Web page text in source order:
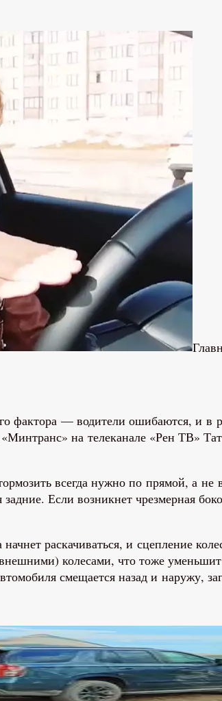
фактора — водители ошибаются, и
на телеканале «Рен ТВ»
всегда нужно по прямой, а
Если возникнет чрезмерная
раскачиваться, и сцепление
колесами, что тоже
смещается назад и наружу,